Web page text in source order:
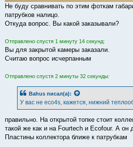
Не буду сравнивать по этим фоткам
патрубков налицо.
Откуда вопрос. Вы какой заказывали?
Отправлено спустя 1 минуту 14 секунд:
Вы для закрытой камеры заказали.
Считаю вопрос исчерпанным
Отправлено спустя 2 минуты 32 секунды:
Bahus писал(а):
У вас не eco4s, кажется, нижний
правильно. На открытой топке стоит
такой же как и на Fourtech и Ecofour. А он
Пластины коллектора ближе к патрубкам